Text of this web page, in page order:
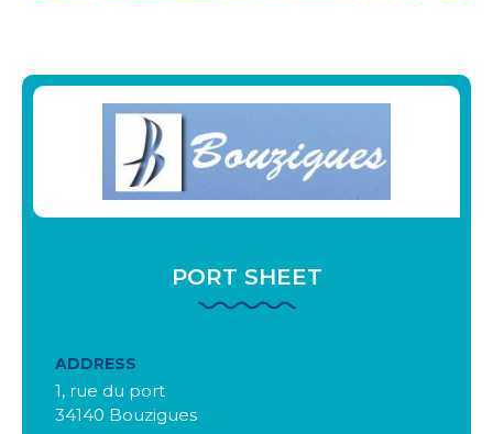
PORT SHEET
ADDRESS
1, rue du port
34140 Bouzigues